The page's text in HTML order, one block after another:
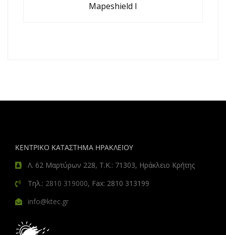
Mapeshield I
ΚΕΝΤΡΙΚΟ ΚΑΤΑΣΤΗΜΑ ΗΡΑΚΛΕΙΟΥ
Λ. 62 Μαρτύρων 228, Τ.Κ.: 71303, Ηράκλειο Κρήτης
Τηλ.: 2810 319000, Fax: 2810 313199
info@ktec.gr